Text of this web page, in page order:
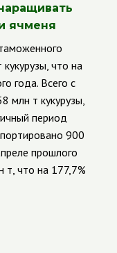
ячменя
что на
года. Всего с
млн т кукурузы,
период
900
прошлого
т, что на 177,7%